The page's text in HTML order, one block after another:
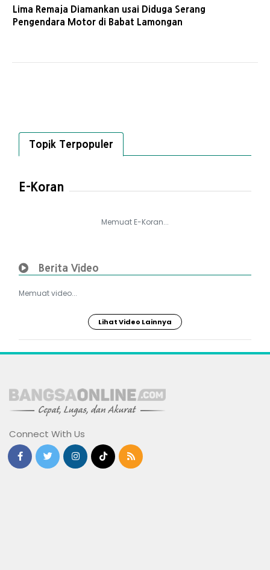
Lima Remaja Diamankan usai Diduga Serang
Pengendara Motor di Babat Lamongan
Topik Terpopuler
E-Koran
Memuat E-Koran...
Berita Video
Memuat video...
Lihat Video Lainnya
Connect With Us